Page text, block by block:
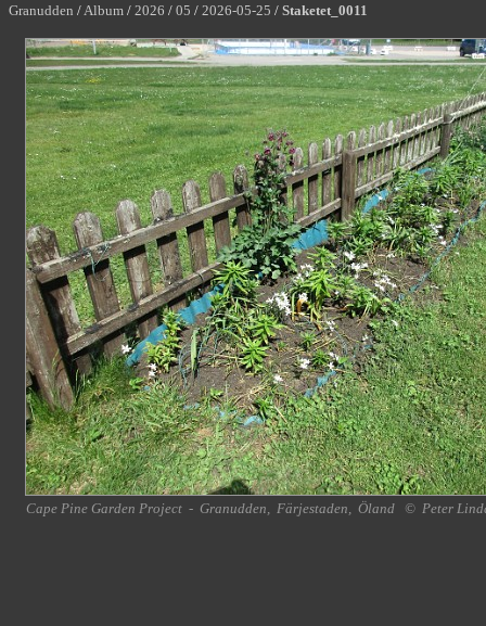
Granudden /Album / 2026 / 05 / 2026-05-25 / Staketet_0011
Cape Pine Garden Project - Granudden, Färjestaden, Öland © Peter